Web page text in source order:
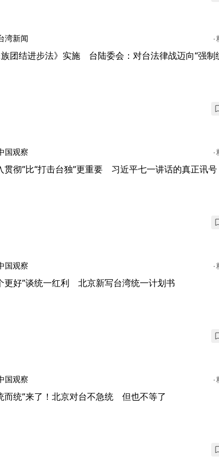
湾新闻
团结进步法》实施 台陆委会：对台法律战迈向“强制
国观察
贯彻”比“打击台独”更重要 习近平七一讲话的真正讯号
国观察
更好”谈统一红利 北京新写台湾统一计划书
国观察
而统”来了！北京对台不急统 但也不等了